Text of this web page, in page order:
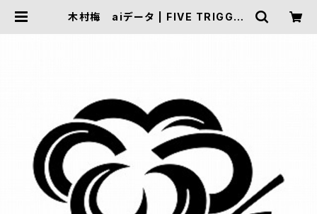
木村梅 aiデータ | FIVE TRIGGER